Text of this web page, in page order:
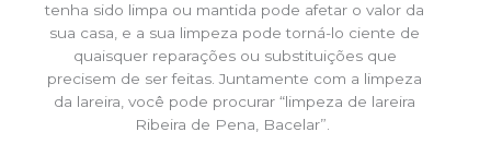
tenha sido limpa ou mantida pode afetar o valor da
sua casa, e a sua limpeza pode torná-lo ciente de
quaisquer reparações ou substituições que
precisem de ser feitas. Juntamente com a limpeza
da lareira, você pode procurar “limpeza de lareira
Ribeira de Pena, Bacelar”.